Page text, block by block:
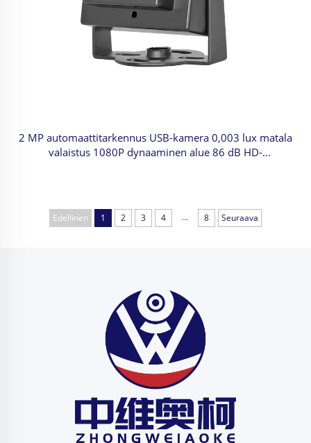
2 MP automaattitarkennus USB-kamera 0,003 lux matala
valaistus 1080P dynaaminen alue 86 dB HD-
Edellinen 1 2 3 4 ... 8 Seuraava